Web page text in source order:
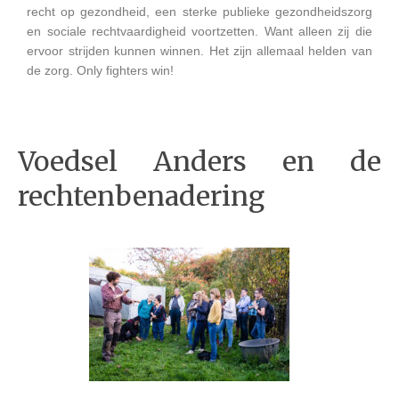
recht op gezondheid, een sterke publieke gezondheidszorg
en sociale rechtvaardigheid voortzetten. Want alleen zij die
ervoor strijden kunnen winnen. Het zijn allemaal helden van
de zorg. Only fighters win!
Voedsel Anders en de
rechtenbenadering